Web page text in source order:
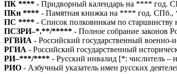
ПК **** - Придворный календарь на **** год.
ПКн **** - Памятная книжка на **** год.
ПС **** - Список полковникам по
ПСЗРИ–*.**/***** - Полное собрание законов
РГВИА - Российский государственный военно-
РГИА - Российский государственный
РИ–***/**** - Русский инвалид [*: числитель –
РИО - Азбучный указатель имен русских